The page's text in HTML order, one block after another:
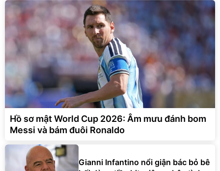
Hồ sơ mật World Cup 2026: Âm mưu đánh bom
Messi và bám đuôi Ronaldo
Gianni Infantino nổi giận bác bỏ bê